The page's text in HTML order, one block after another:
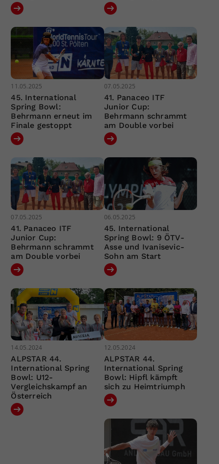
11.05.2025
45. International
Spring Bowl:
Behrmann erneut im
Finale gestoppt
07.05.2025
41. Panaceo ITF
Junior Cup:
Behrmann schrammt
am Double vorbei
07.05.2025
41. Panaceo ITF
Junior Cup:
Behrmann schrammt
am Double vorbei
06.05.2025
45. International
Spring Bowl: 9 ÖTV-
Asse und Ivanisevic-
Sohn am Start
14.05.2024
ALPSTAR 44.
International Spring
Bowl: U12-
Vergleichskampf an
Österreich
12.05.2024
ALPSTAR 44.
International Spring
Bowl: Hipfl kämpft
sich zu Heimtriumph